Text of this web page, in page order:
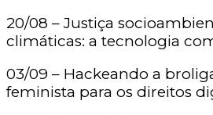
20/08 – Justiça
climáticas: a tecnologia
03/09 – Hackeando a
feminista para os direitos